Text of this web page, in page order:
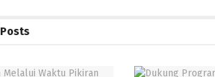
Posts